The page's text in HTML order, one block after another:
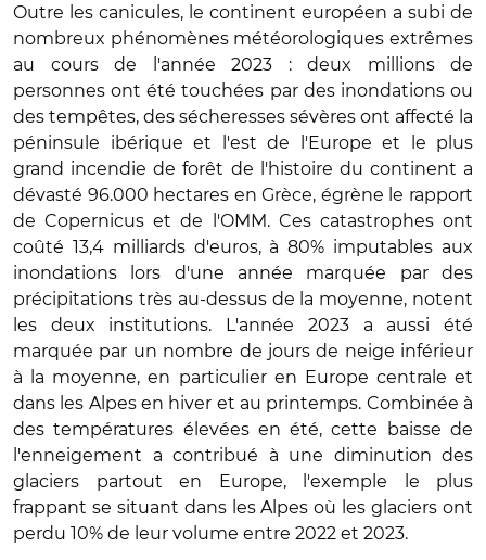
Outre les canicules, le continent européen a subi de
nombreux phénomènes météorologiques extrêmes
au cours de l'année 2023 : deux millions de
personnes ont été touchées par des inondations ou
des tempêtes, des sécheresses sévères ont affecté la
péninsule ibérique et l'est de l'Europe et le plus
grand incendie de forêt de l'histoire du continent a
dévasté 96.000 hectares en Grèce, égrène le rapport
de Copernicus et de l'OMM. Ces catastrophes ont
coûté 13,4 milliards d'euros, à 80% imputables aux
inondations lors d'une année marquée par des
précipitations très au-dessus de la moyenne, notent
les deux institutions. L'année 2023 a aussi été
marquée par un nombre de jours de neige inférieur
à la moyenne, en particulier en Europe centrale et
dans les Alpes en hiver et au printemps. Combinée à
des températures élevées en été, cette baisse de
l'enneigement a contribué à une diminution des
glaciers partout en Europe, l'exemple le plus
frappant se situant dans les Alpes où les glaciers ont
perdu 10% de leur volume entre 2022 et 2023.